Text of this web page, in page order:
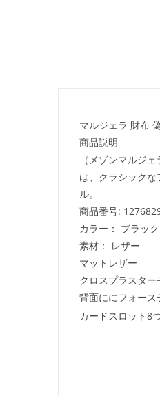
マルジェラ 財布
商品説明
（メゾンマルジ
は、クラシック
ル。
商品番号:
カラー： ブラック
素材： レザー
マットレザー
クロスプラスター
背面ににフォー
カードスロット8